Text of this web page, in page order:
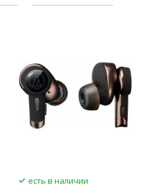
есть в наличии